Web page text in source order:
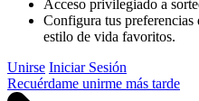
Acceso privilegiado a
Configura tus preferencias
estilo de vida favoritos.
Unirse Iniciar Sesión
Recuérdame unirme más tarde